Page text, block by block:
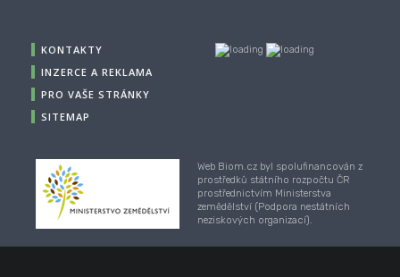
KONTAKTY
INZERCE A REKLAMA
PRO VAŠE STRÁNKY
SITEMAP
Web Biom.cz byl spolufinancován z
prostředků státního rozpočtu ČR
prostřednictvím Ministerstva
zemědělství (Podpora nestátních
neziskových organizací).